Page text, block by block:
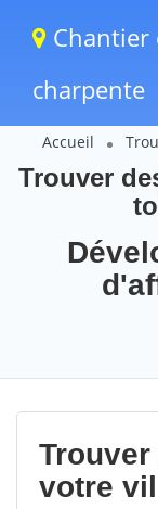
charpente
Accueil
Trouver
votre